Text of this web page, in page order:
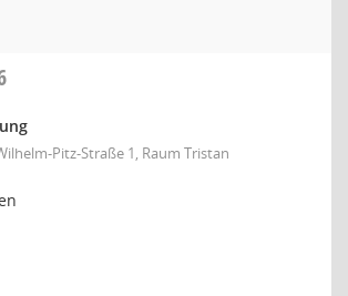
Pitz-Straße 1, Raum Tristan